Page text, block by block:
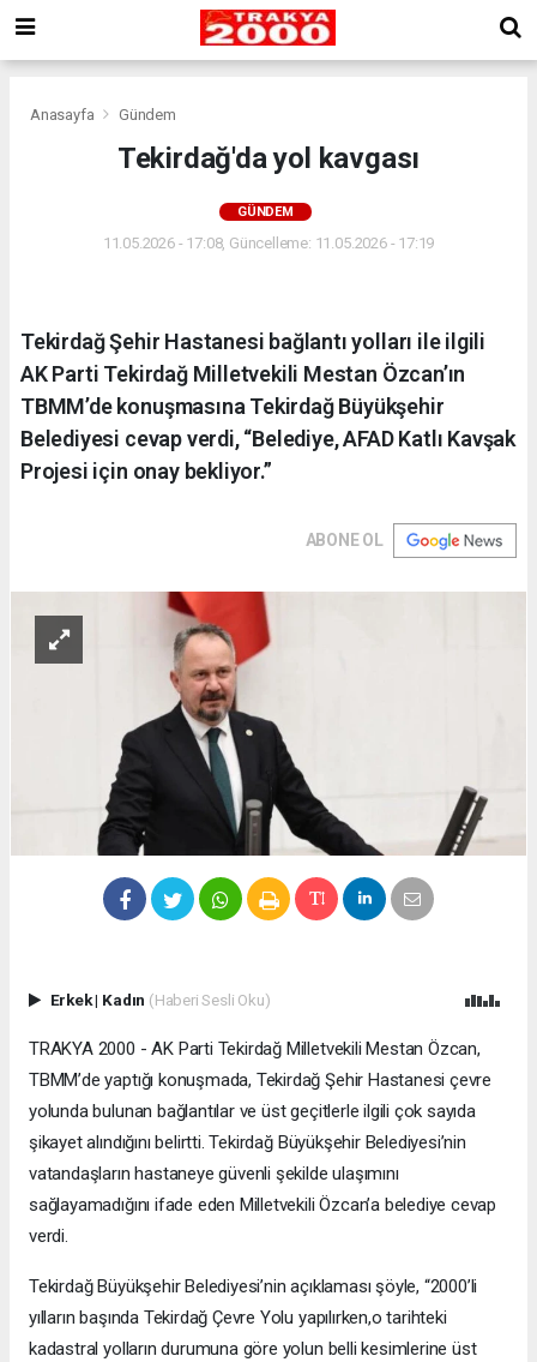
Anasayfa Gündem
Tekirdağ'da yol kavgası
GÜNDEM
11.05.2026 - 17:08, Güncelleme: 11.05.2026 - 17:19
Tekirdağ Şehir Hastanesi bağlantı yolları ile ilgili
AK Parti Tekirdağ Milletvekili Mestan Özcan’ın
TBMM’de konuşmasına Tekirdağ Büyükşehir
Belediyesi cevap verdi, “Belediye, AFAD Katlı Kavşak
Projesi için onay bekliyor.”
ABONE OL
Erkek| Kadın (Haberi Sesli Oku)
TRAKYA 2000 - AK Parti Tekirdağ Milletvekili Mestan Özcan,
TBMM’de yaptığı konuşmada, Tekirdağ Şehir Hastanesi çevre
yolunda bulunan bağlantılar ve üst geçitlerle ilgili çok sayıda
şikayet alındığını belirtti. Tekirdağ Büyükşehir Belediyesi’nin
vatandaşların hastaneye güvenli şekilde ulaşımını
sağlayamadığını ifade eden Milletvekili Özcan’a belediye cevap
verdi.
Tekirdağ Büyükşehir Belediyesi’nin açıklaması şöyle, “2000’li
yılların başında Tekirdağ Çevre Yolu yapılırken,o tarihteki
kadastral yolların durumuna göre yolun belli kesimlerine üst